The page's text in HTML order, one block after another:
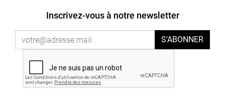
Inscrivez-vous à notre newsletter
S'ABONNER